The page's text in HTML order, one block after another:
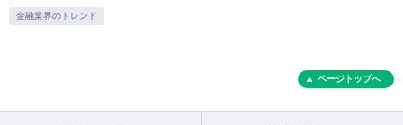
金融業界のトレンド
ページトップへ